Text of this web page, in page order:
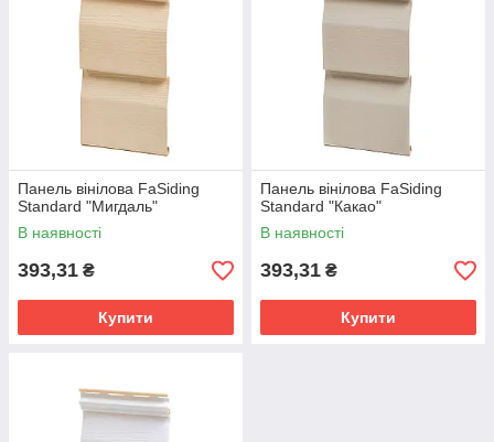
Панель вінілова FaSiding
Standard "Мигдаль"
В наявності
393,31 ₴
Купити
Панель вінілова FaSiding
Standard "Какао"
В наявності
393,31 ₴
Купити